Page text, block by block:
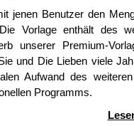
jenen Benutzer den
Vorlage enthält des
unserer Premium-
und Die Lieben viele
Aufwand des
Programms.